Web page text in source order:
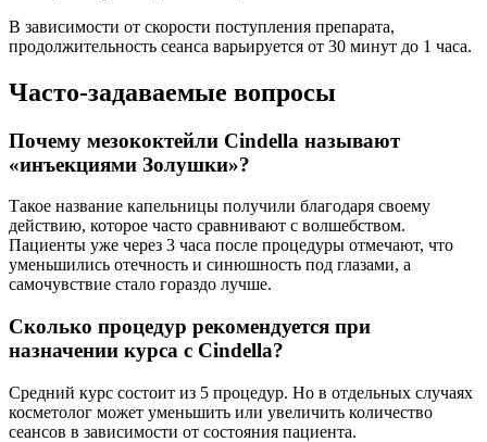
В зависимости от скорости поступления препарата,
продолжительность сеанса варьируется от 30 минут до 1 часа.
Часто-задаваемые вопросы
Почему мезококтейли Cindella называют
«инъекциями Золушки»?
Такое название капельницы получили благодаря своему
действию, которое часто сравнивают с волшебством.
Пациенты уже через 3 часа после процедуры отмечают, что
уменьшились отечность и синюшность под глазами, а
самочувствие стало гораздо лучше.
Сколько процедур рекомендуется при
назначении курса с Cindella?
Средний курс состоит из 5 процедур. Но в отдельных случаях
косметолог может уменьшить или увеличить количество
сеансов в зависимости от состояния пациента.